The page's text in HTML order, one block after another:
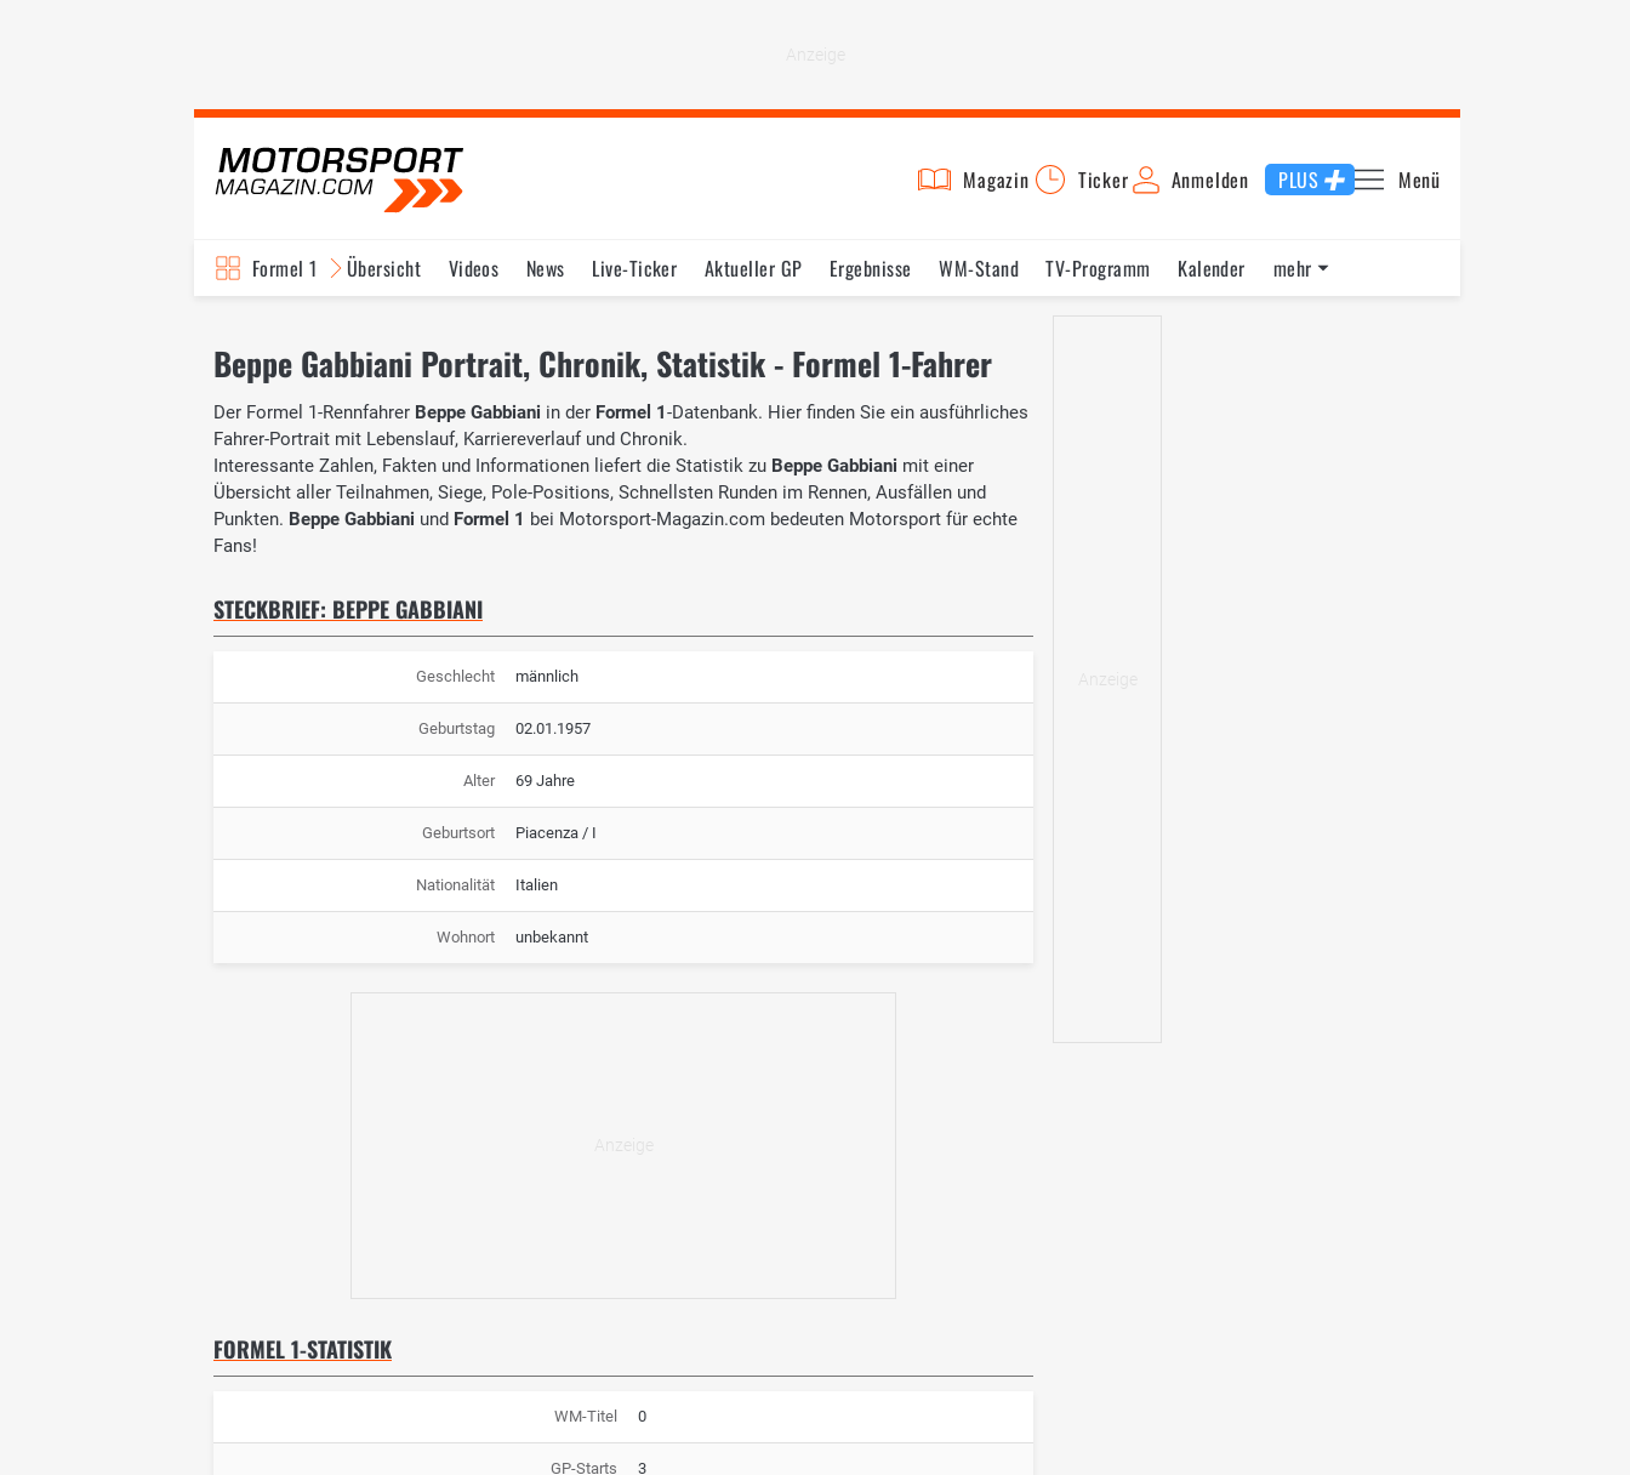
Magazin Ticker Anmelden PLUS Menü
Formel 1 Übersicht Videos News Live-Ticker Aktueller GP Ergebnisse WM-Stand TV-Programm
Kalender
mehr
Beppe Gabbiani Portrait, Chronik, Statistik - Formel 1-Fahrer
Der Formel 1-Rennfahrer Beppe Gabbiani in der Formel 1-Datenbank. Hier finden Sie ein ausführliches
Fahrer-Portrait mit Lebenslauf, Karriereverlauf und Chronik.
Interessante Zahlen, Fakten und Informationen liefert die Statistik zu Beppe Gabbiani mit einer
Übersicht aller Teilnahmen, Siege, Pole-Positions, Schnellsten Runden im Rennen, Ausfällen und
Punkten. Beppe Gabbiani und Formel 1 bei Motorsport-Magazin.com bedeuten Motorsport für echte
Fans!
STECKBRIEF: BEPPE GABBIANI
Geschlecht männlich
Geburtstag 02.01.1957
Alter 69 Jahre
Geburtsort Piacenza / I
Nationalität Italien
Wohnort unbekannt
FORMEL 1-STATISTIK
WM-Titel 0
GP-Starts 3